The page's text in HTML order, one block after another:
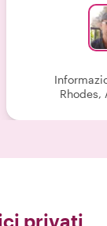
avrebbe
non
anticipo.
narrazione e
conoscenza
Ci ha portato
e ci ha
l'antico
Rhodes,
privati